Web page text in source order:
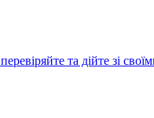
та дійте зі